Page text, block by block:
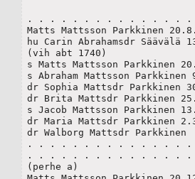
. . . . . . . . . . . . . . .
Matts Mattsson Parkkinen
hu Carin Abrahamsdr Säävälä
(vih abt 1740)
s Matts Mattsson Parkkinen
s Abraham Mattsson
dr Sophia Mattsdr
dr Brita Mattsdr Parkkinen
s Jacob Mattsson Parkkinen
dr Maria Mattsdr Parkkinen
dr Walborg Mattsdr
. . . . . . . . . . . . . . .
. . . . . . . . . . . . . . .
(perhe a)